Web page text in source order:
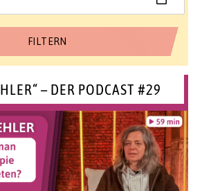
– DER PODCAST #29